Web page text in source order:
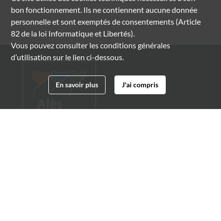
bon fonctionnement. Ils ne contiennent aucune donnée
personnelle et sont exemptés de consentements (Article
82 de la loi Informatique et Libertés).
Vous pouvez consulter les conditions générales
d’utilisation sur le lien ci-dessous.
En savoir plus J'ai compris